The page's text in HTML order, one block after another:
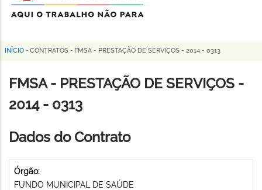
de
Horizonte
Trilha
de
navegação
INÍCIO - CONTRATOS - FMSA - PRESTAÇÃO DE SERVIÇOS - 2014 - 0313
FMSA - PRESTAÇÃO DE SERVIÇOS -
2014 - 0313
Dados do Contrato
Órgão:
FUNDO MUNICIPAL DE SAÚDE